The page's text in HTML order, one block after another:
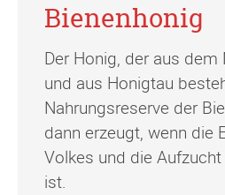
Bienenhonig
Der Honig, der aus dem
und aus Honigtau
Nahrungsreserve der
dann erzeugt, wenn die
Volkes und die
ist.